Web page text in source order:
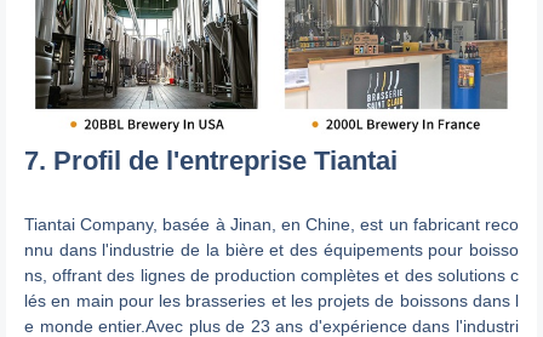
7. Profil de l'entreprise Tiantai
Tiantai Company, basée à Jinan, en Chine, est un fabricant reco
nnu dans l'industrie de la bière et des équipements pour boisso
ns, offrant des lignes de production complètes et des solutions c
lés en main pour les brasseries et les projets de boissons dans l
e monde entier.Avec plus de 23 ans d'expérience dans l'industri